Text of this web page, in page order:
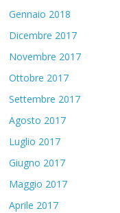
Gennaio 2018
Dicembre 2017
Novembre 2017
Ottobre 2017
Settembre 2017
Agosto 2017
Luglio 2017
Giugno 2017
Maggio 2017
Aprile 2017